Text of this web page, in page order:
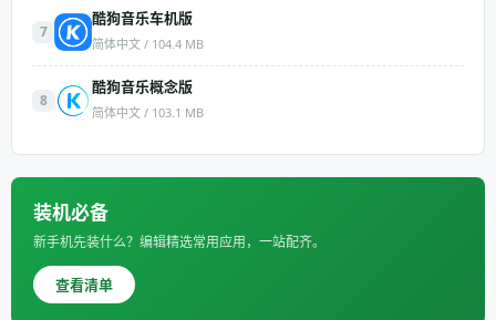
7
酷狗音乐车机版
简体中文 / 104.4 MB
8
酷狗音乐概念版
简体中文 / 103.1 MB
装机必备
新手机先装什么？编辑精选常用应用，一站配齐。
查看清单